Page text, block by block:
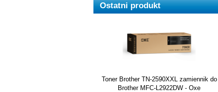
Ostatni produkt
Toner Brother TN-2590XXL zamiennik do
Brother MFC-L2922DW - Oxe